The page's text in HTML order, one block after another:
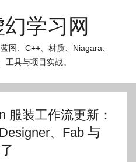
学习网
图、C++、材质、Niagara、
工具与项目实战。
服装工作流更新：
、Fab 与